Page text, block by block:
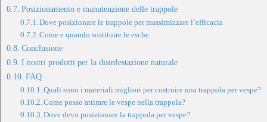
Posizionamento e manutenzione delle trappole
Dove posizionare le trappole per massimizzare l’efficacia
Come e quando sostituire le esche
Conclusione
I nostri prodotti per la disinfestazione naturale
FAQ
Quali sono i materiali migliori per costruire una trappola per vespe?
Come posso attirare le vespe nella trappola?
Dove devo posizionare la trappola per vespe?